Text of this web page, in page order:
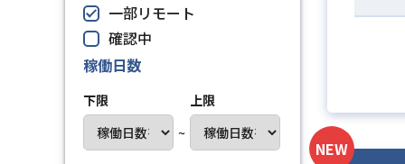
一部リモート
確認中
稼働日数
下限
~
上限
NEW